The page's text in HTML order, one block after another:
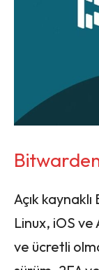
Açık
Linux, iOS ve
ve ücretli